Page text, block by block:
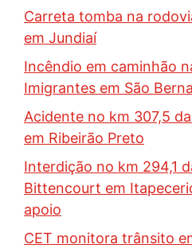
Carreta tomba na
em Jundiaí
Incêndio em caminhão
Imigrantes em São
Acidente no km 307,5
em Ribeirão Preto
Interdição no km 294,1
Bittencourt em
apoio
CET monitora trânsito